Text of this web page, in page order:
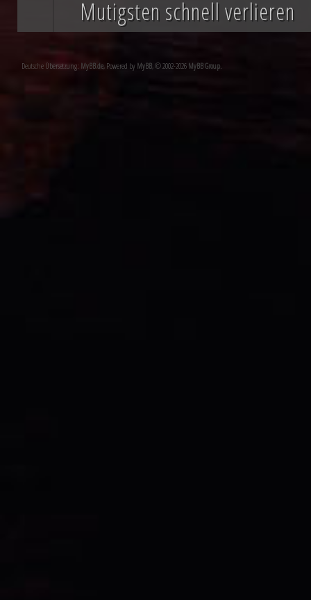
Mutigsten schnell verlieren
Deutsche Übersetzung: MyBB.de, Powered by MyBB, © 2002-2026 MyBB Group.